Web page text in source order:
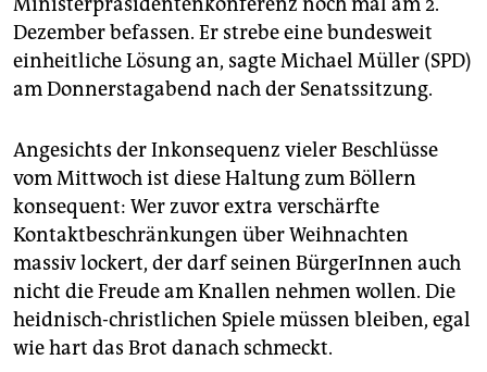
Dezember befassen. Er strebe eine bundesweit
einheitliche Lösung an, sagte Michael Müller (SPD)
am Donnerstagabend nach der Senatssitzung.
Angesichts der Inkonsequenz vieler Beschlüsse
vom Mittwoch ist diese Haltung zum Böllern
konsequent: Wer zuvor extra verschärfte
Kontaktbeschränkungen über Weihnachten
massiv lockert, der darf seinen BürgerInnen auch
nicht die Freude am Knallen nehmen wollen. Die
heidnisch-christlichen Spiele müssen bleiben, egal
wie hart das Brot danach schmeckt.